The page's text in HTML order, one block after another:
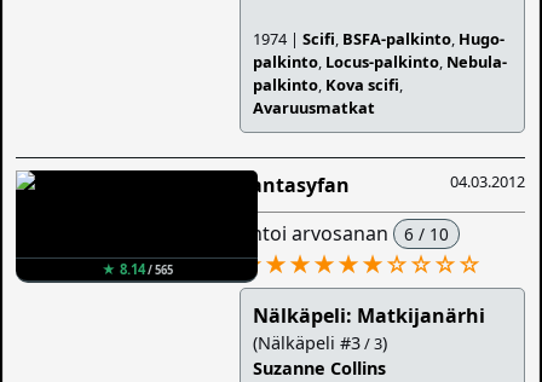
1974 |Scifi, BSFA-palkinto, Hugo-
palkinto, Locus-palkinto, Nebula-
palkinto, Kova scifi,
Avaruusmatkat
★ 8.14/ 565
04.03.2012
Fantasyfan
antoi arvosanan 6 / 10
★★★★★★☆☆☆☆
Nälkäpeli: Matkijanärhi
(Nälkäpeli #3/ 3)
Suzanne Collins